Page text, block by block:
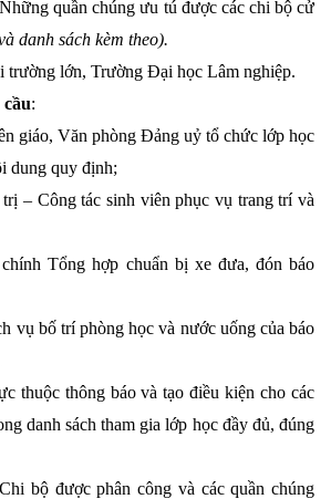
quần chúng ưu tú được các chi bộ cử
danh sách kèm theo).
trường lớn, Trường Đại học Lâm nghiệp.
:
giáo, Văn phòng Đảng uỷ tổ chức lớp học
dung quy định;
– Công tác sinh viên phục vụ trang trí và
Tổng hợp chuẩn bị xe đưa, đón báo
vụ bố trí phòng học và nước uống của báo
thuộc thông báo và tạo điều kiện cho các
danh sách tham gia lớp học đầy đủ, đúng
bộ được phân công và các quần chúng